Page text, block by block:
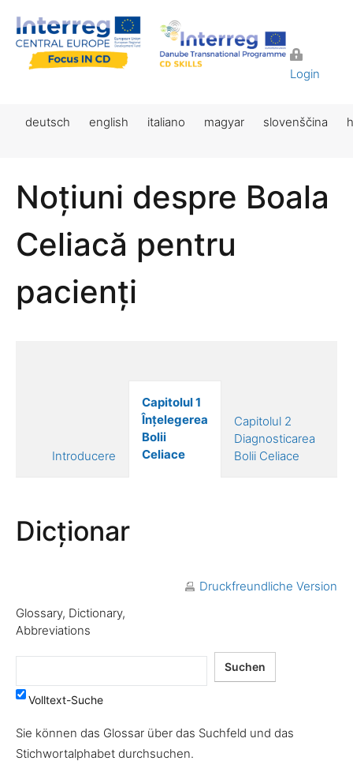
Login
deutsch english italiano magyar slovenščina
Noțiuni despre Boala
Celiacă pentru
pacienți
Introducere
Capitolul 1
Înțelegerea
Bolii
Celiace
Capitolul 2
Diagnosticarea
Bolii Celiace
Dicționar
Druckfreundliche Version
Glossary, Dictionary,
Abbreviations
Volltext-Suche
Sie können das Glossar über das Suchfeld und das
Stichwortalphabet durchsuchen.